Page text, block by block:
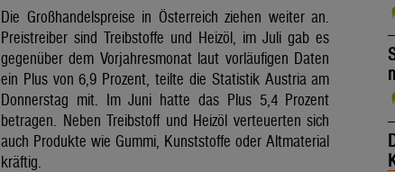
Die Großhandelspreise in Österreich ziehen weiter an.
Preistreiber sind Treibstoffe und Heizöl, im Juli gab es
gegenüber dem Vorjahresmonat laut vorläufigen Daten
ein Plus von 6,9 Prozent, teilte die Statistik Austria am
Donnerstag mit. Im Juni hatte das Plus 5,4 Prozent
betragen. Neben Treibstoff und Heizöl verteuerten sich
auch Produkte wie Gummi, Kunststoffe oder Altmaterial
kräftig.